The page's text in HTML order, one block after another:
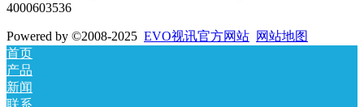
4000603536
Powered by ©2008-2025 EVO视讯官方网站 网站地图
首页
产品
新闻